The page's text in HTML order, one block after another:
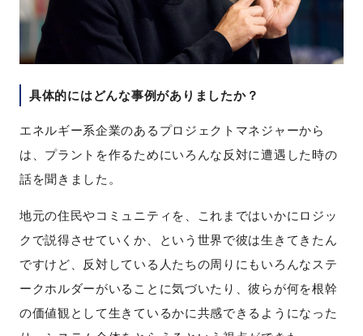
具体的にはどんな事例がありましたか？
エネルギー系企業のあるプロジェクトマネジャーから
は、プラントを作るためにいろんな反対に遭遇した時の
話を聞きました。
地元の住民やコミュニティを、これまではいかにロジッ
クで説得させていくか、という世界で彼は生きてきたん
ですけど、反対している人たちの周りにもいろんなステ
ークホルダーがいることに気づいたり、彼らが何を根幹
の価値観として生きているかに共感できるようになった